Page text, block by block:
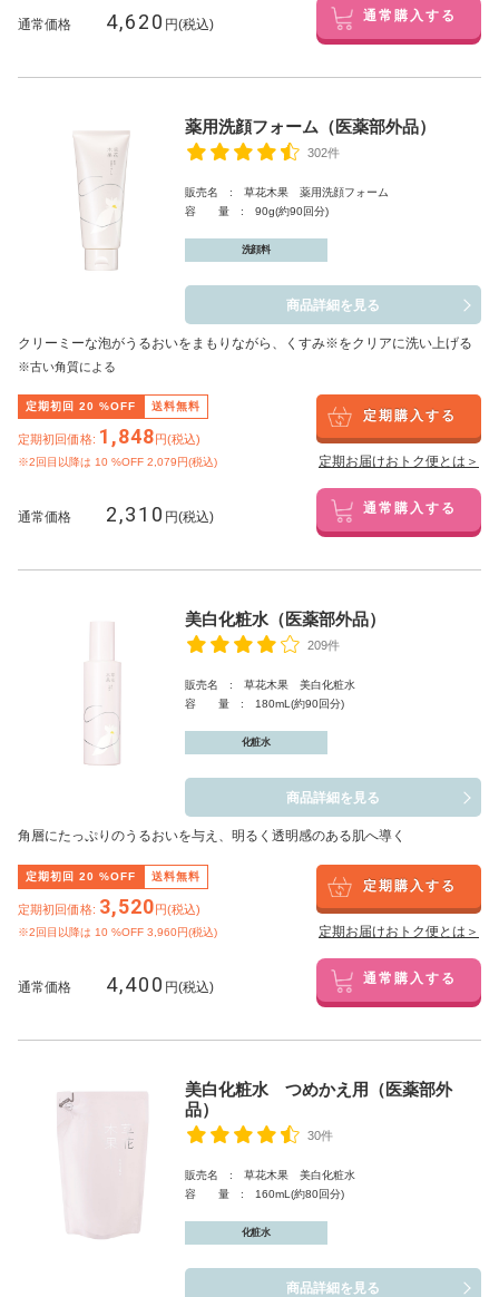
通常価格 4,620 円(税込) 通常購入する
薬用洗顔フォーム（医薬部外品）
302件
販売名 : 草花木果 薬用洗顔フォーム
容 量 : 90g(約90回分)
洗顔料
商品詳細を見る
クリーミーな泡がうるおいをまもりながら、くすみ※をクリアに洗い上げる
※古い角質による
定期初回 20 %OFF 送料無料
定期初回価格: 1,848円(税込)
※2回目以降は 10 %OFF 2,079円(税込)
定期購入する
定期お届けおトク便とは＞
通常価格 2,310 円(税込) 通常購入する
美白化粧水（医薬部外品）
209件
販売名 : 草花木果 美白化粧水
容 量 : 180mL(約90回分)
化粧水
商品詳細を見る
角層にたっぷりのうるおいを与え、明るく透明感のある肌へ導く
定期初回 20 %OFF 送料無料
定期初回価格: 3,520円(税込)
※2回目以降は 10 %OFF 3,960円(税込)
定期購入する
定期お届けおトク便とは＞
通常価格 4,400 円(税込) 通常購入する
美白化粧水 つめかえ用（医薬部外
品）
30件
販売名 : 草花木果 美白化粧水
容 量 : 160mL(約80回分)
化粧水
商品詳細を見る